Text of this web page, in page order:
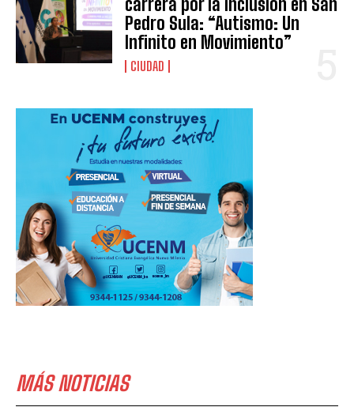
Pedro Sula: “Autismo: Un
Infinito en Movimiento”
CIUDAD
MÁS NOTICIAS